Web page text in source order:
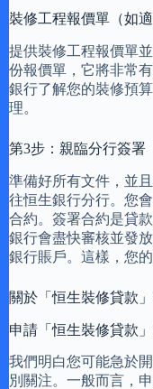
裝修工程報價單（如
提供裝修工程報價單
份報價單，它將非常
銀行了解您的裝修預
理。
第3步：親臨分行簽署
準備好所有文件，並
往恒生銀行分行。您
合約。簽署合約是貸
銀行會盡快審核並發
銀行賬戶。這樣，您
關於「恒生裝修貸款
申請「恒生裝修貸款
我們明白您可能急於
別關注。一般而言，